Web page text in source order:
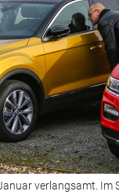
verlangsamt. Im